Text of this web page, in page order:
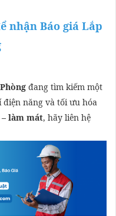
nhận Báo giá Lắp
đang tìm kiếm một
năng và tối ưu hóa
làm mát, hãy liên hệ